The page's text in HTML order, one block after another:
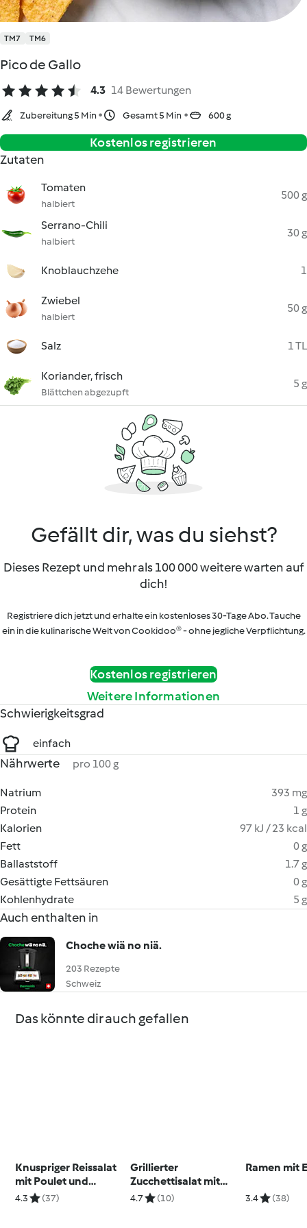
TM7 TM6
Pico de Gallo
4.3 14 Bewertungen
Zubereitung 5 Min Gesamt 5 Min 600 g
Kostenlos registrieren
Zutaten
Tomaten
halbiert
500 g
Serrano-Chili
halbiert
30 g
Knoblauchzehe 1
Zwiebel
halbiert
50 g
Salz 1 TL
Koriander, frisch
Blättchen abgezupft
5 g
Gefällt dir, was du siehst?
Dieses Rezept und mehr als 100 000 weitere warten auf
dich!
Registriere dich jetzt und erhalte ein kostenloses 30-Tage Abo. Tauche
ein in die kulinarische Welt von Cookidoo® - ohne jegliche Verpflichtung.
Kostenlos registrieren
Weitere Informationen
Schwierigkeitsgrad
einfach
Nährwerte pro 100 g
Natrium
393 mg
Protein
1 g
Kalorien
97 kJ / 23 kcal
Fett
0 g
Ballaststoff
1.7 g
Gesättigte Fettsäuren
0 g
Kohlenhydrate
5 g
Auch enthalten in
Choche wiä no niä.
203 Rezepte
Schweiz
Das könnte dir auch gefallen
Knuspriger Reissalat
mit Poulet und
Sataysauce
4.3 (37)
Grillierter
Zucchettisalat mit
Zitronen-Basilikum
4.7 (10)
Ramen mit
3.4 (38)